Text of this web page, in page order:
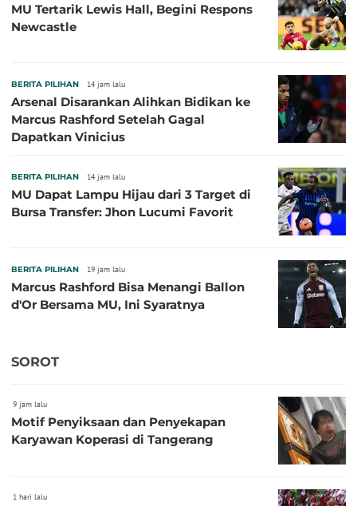
MU Tertarik Lewis Hall, Begini Respons
Newcastle
BERITA PILIHAN 14 jam lalu
Arsenal Disarankan Alihkan Bidikan ke
Marcus Rashford Setelah Gagal
Dapatkan Vinicius
BERITA PILIHAN 14 jam lalu
MU Dapat Lampu Hijau dari 3 Target di
Bursa Transfer: Jhon Lucumi Favorit
BERITA PILIHAN 19 jam lalu
Marcus Rashford Bisa Menangi Ballon
d'Or Bersama MU, Ini Syaratnya
SOROT
9 jam lalu
Motif Penyiksaan dan Penyekapan
Karyawan Koperasi di Tangerang
1 hari lalu